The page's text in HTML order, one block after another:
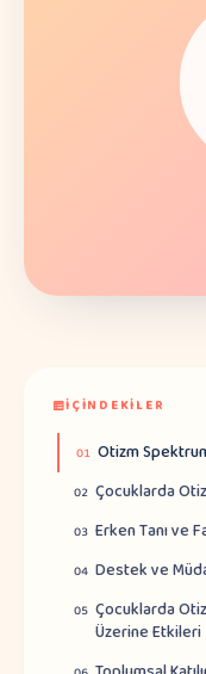
İÇINDEKILER
01 Otizm
02 Çocuklarda
03 Erken Tanı ve
04 Destek ve
05 Çocuklarda
Üzerine Etkileri